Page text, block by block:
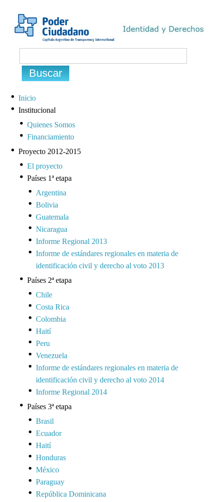
Inicio
Institucional
Quienes Somos
Financiamiento
Proyecto 2012-2015
El proyecto
Países 1ª etapa
Argentina
Bolivia
Guatemala
Nicaragua
Informe Regional 2013
Informe de estándares regionales en materia de
identificación civil y derecho al voto 2013
Países 2ª etapa
Chile
Costa Rica
Colombia
Haití
Peru
Venezuela
Informe de estándares regionales en materia de
identificación civil y derecho al voto 2014
Informe Regional 2014
Países 3ª etapa
Brasil
Ecuador
Haití
Honduras
México
Paraguay
República Dominicana